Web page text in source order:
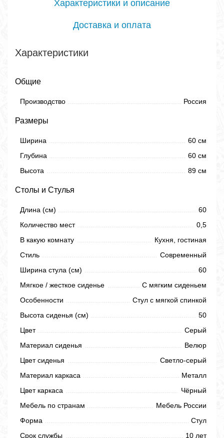
Характеристики и описание
Доставка и оплата
Характеристики
Общие
Производство Россия
Размеры
Ширина
60 см
Глубина
60 см
Высота
89 см
Столы и Стулья
Длина (см)
60
Количество мест
0,5
В какую комнату
Кухня, гостиная
Стиль
Современный
Ширина стула (см)
60
Мягкое / жесткое сиденье
С мягким сиденьем
Особенности
Стул с мягкой спинкой
Высота сиденья (см)
50
Цвет
Серый
Материал сиденья
Велюр
Цвет сиденья
Светло-серый
Материал каркаса
Металл
Цвет каркаса
Чёрный
Мебель по странам
Мебель России
Форма
Стул
Срок службы
10 лет